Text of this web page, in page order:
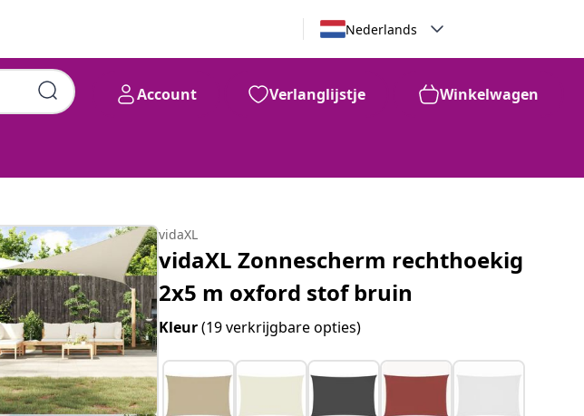
Nederlands
Account Verlanglijstje Winkelwagen
vidaXL
vidaXL Zonnescherm rechthoekig
2x5 m oxford stof bruin
Kleur(19 verkrijgbare opties)